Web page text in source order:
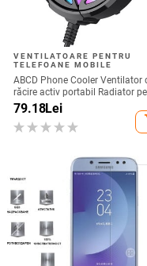
VENTILATOARE PENTRU
TELEFOANE MOBILE
ABCD Phone Cooler Ventilator
răcire activ portabil Radiator
telefon mobil pentru jocuri
79.18Lei